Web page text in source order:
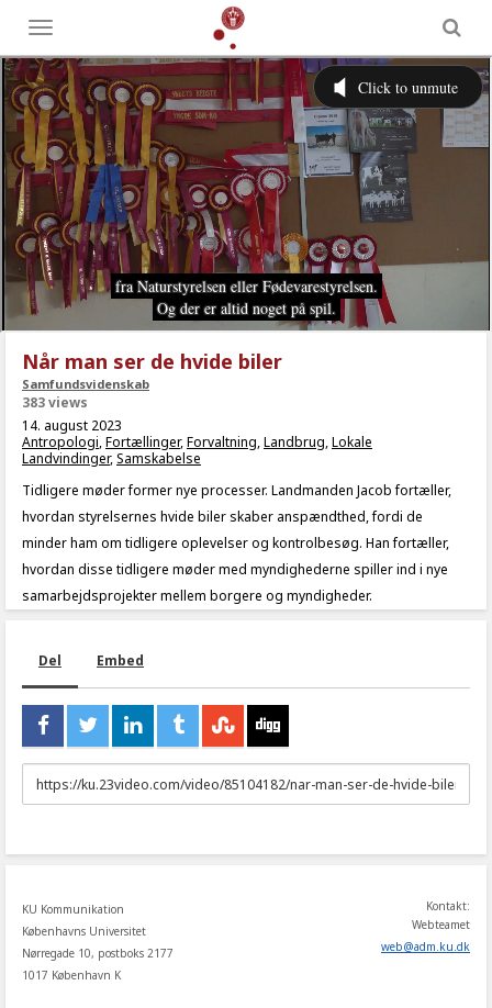
Toggle
menu
Når man ser de hvide biler
Samfundsvidenskab
383 views
14. august 2023
Antropologi,Fortællinger,Forvaltning,Landbrug,Lokale
Landvindinger,Samskabelse
Tidligere møder former nye processer. Landmanden Jacob fortæller,
hvordan styrelsernes hvide biler skaber anspændthed, fordi de
minder ham om tidligere oplevelser og kontrolbesøg. Han fortæller,
hvordan disse tidligere møder med myndighederne spiller ind i nye
samarbejdsprojekter mellem borgere og myndigheder.
Del Embed
URL
to
KU Kommunikation
Københavns Universitet
Nørregade 10, postboks 2177
1017 København K
Kontakt:
Webteamet
web@adm.ku.dk